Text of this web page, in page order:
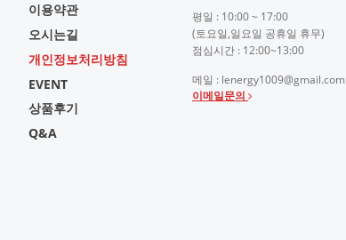
이용약관
오시는길
개인정보처리방침
EVENT
상품후기
Q&A
평일 : 10:00 ~ 17:00
(토요일,일요일 공휴일 휴무)
점심시간 : 12:00~13:00
메일 : lenergy1009@gmail.com
이메일문의